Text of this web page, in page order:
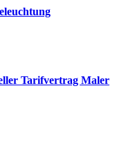
Tarifvertrag Maler